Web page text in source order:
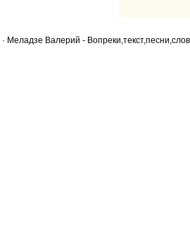
· Меладзе Валерий -